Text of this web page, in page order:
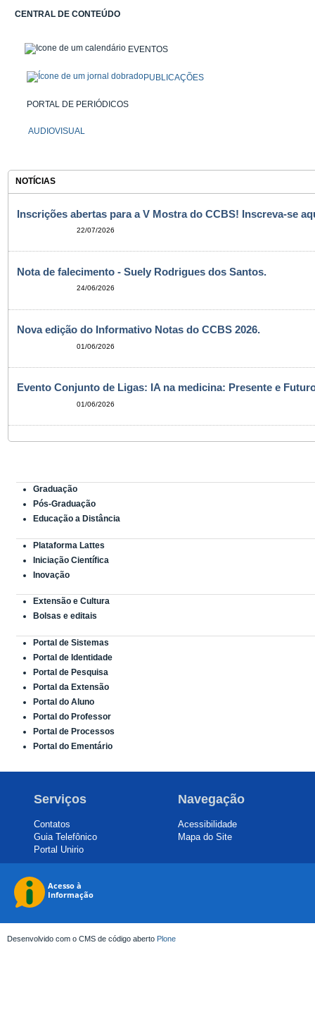
CENTRAL DE CONTEÚDO
EVENTOS
PUBLICAÇÕES
PORTAL DE PERIÓDICOS
AUDIOVISUAL
NOTÍCIAS
Inscrições abertas para a V Mostra do CCBS! Inscreva-se
22/07/2026
Nota de falecimento - Suely Rodrigues dos Santos.
24/06/2026
Nova edição do Informativo Notas do CCBS 2026.
01/06/2026
Evento Conjunto de Ligas: IA na medicina: Presente e
01/06/2026
Graduação
Pós-Graduação
Educação a Distância
Plataforma Lattes
Iniciação Científica
Inovação
Extensão e Cultura
Bolsas e editais
Portal de Sistemas
Portal de Identidade
Portal de Pesquisa
Portal da Extensão
Portal do Aluno
Portal do Professor
Portal de Processos
Portal do Ementário
Serviços
Contatos
Guia Telefônico
Portal Unirio
Navegação
Acessibilidade
Mapa do Site
Desenvolvido com o CMS de código aberto Plone